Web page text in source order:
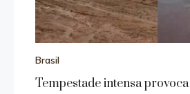
Brasil
Tempestade intensa provoca